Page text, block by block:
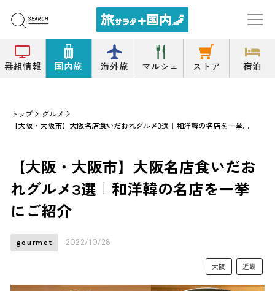
番組情報 国内旅 海外旅 マルシェ ストア 宿泊
トップ
グルメ
【大阪・大阪市】大阪名店食いだおれグルメ3選｜和洋韓の名店を一挙にご紹介
【大阪・大阪市】大阪名店食いだお
れグルメ3選｜和洋韓の名店を一挙
にご紹介
gourmet 2022/10/28
大阪 近畿